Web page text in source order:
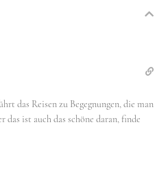
das Reisen zu Begegnungen, die man
das ist auch das schöne daran, finde